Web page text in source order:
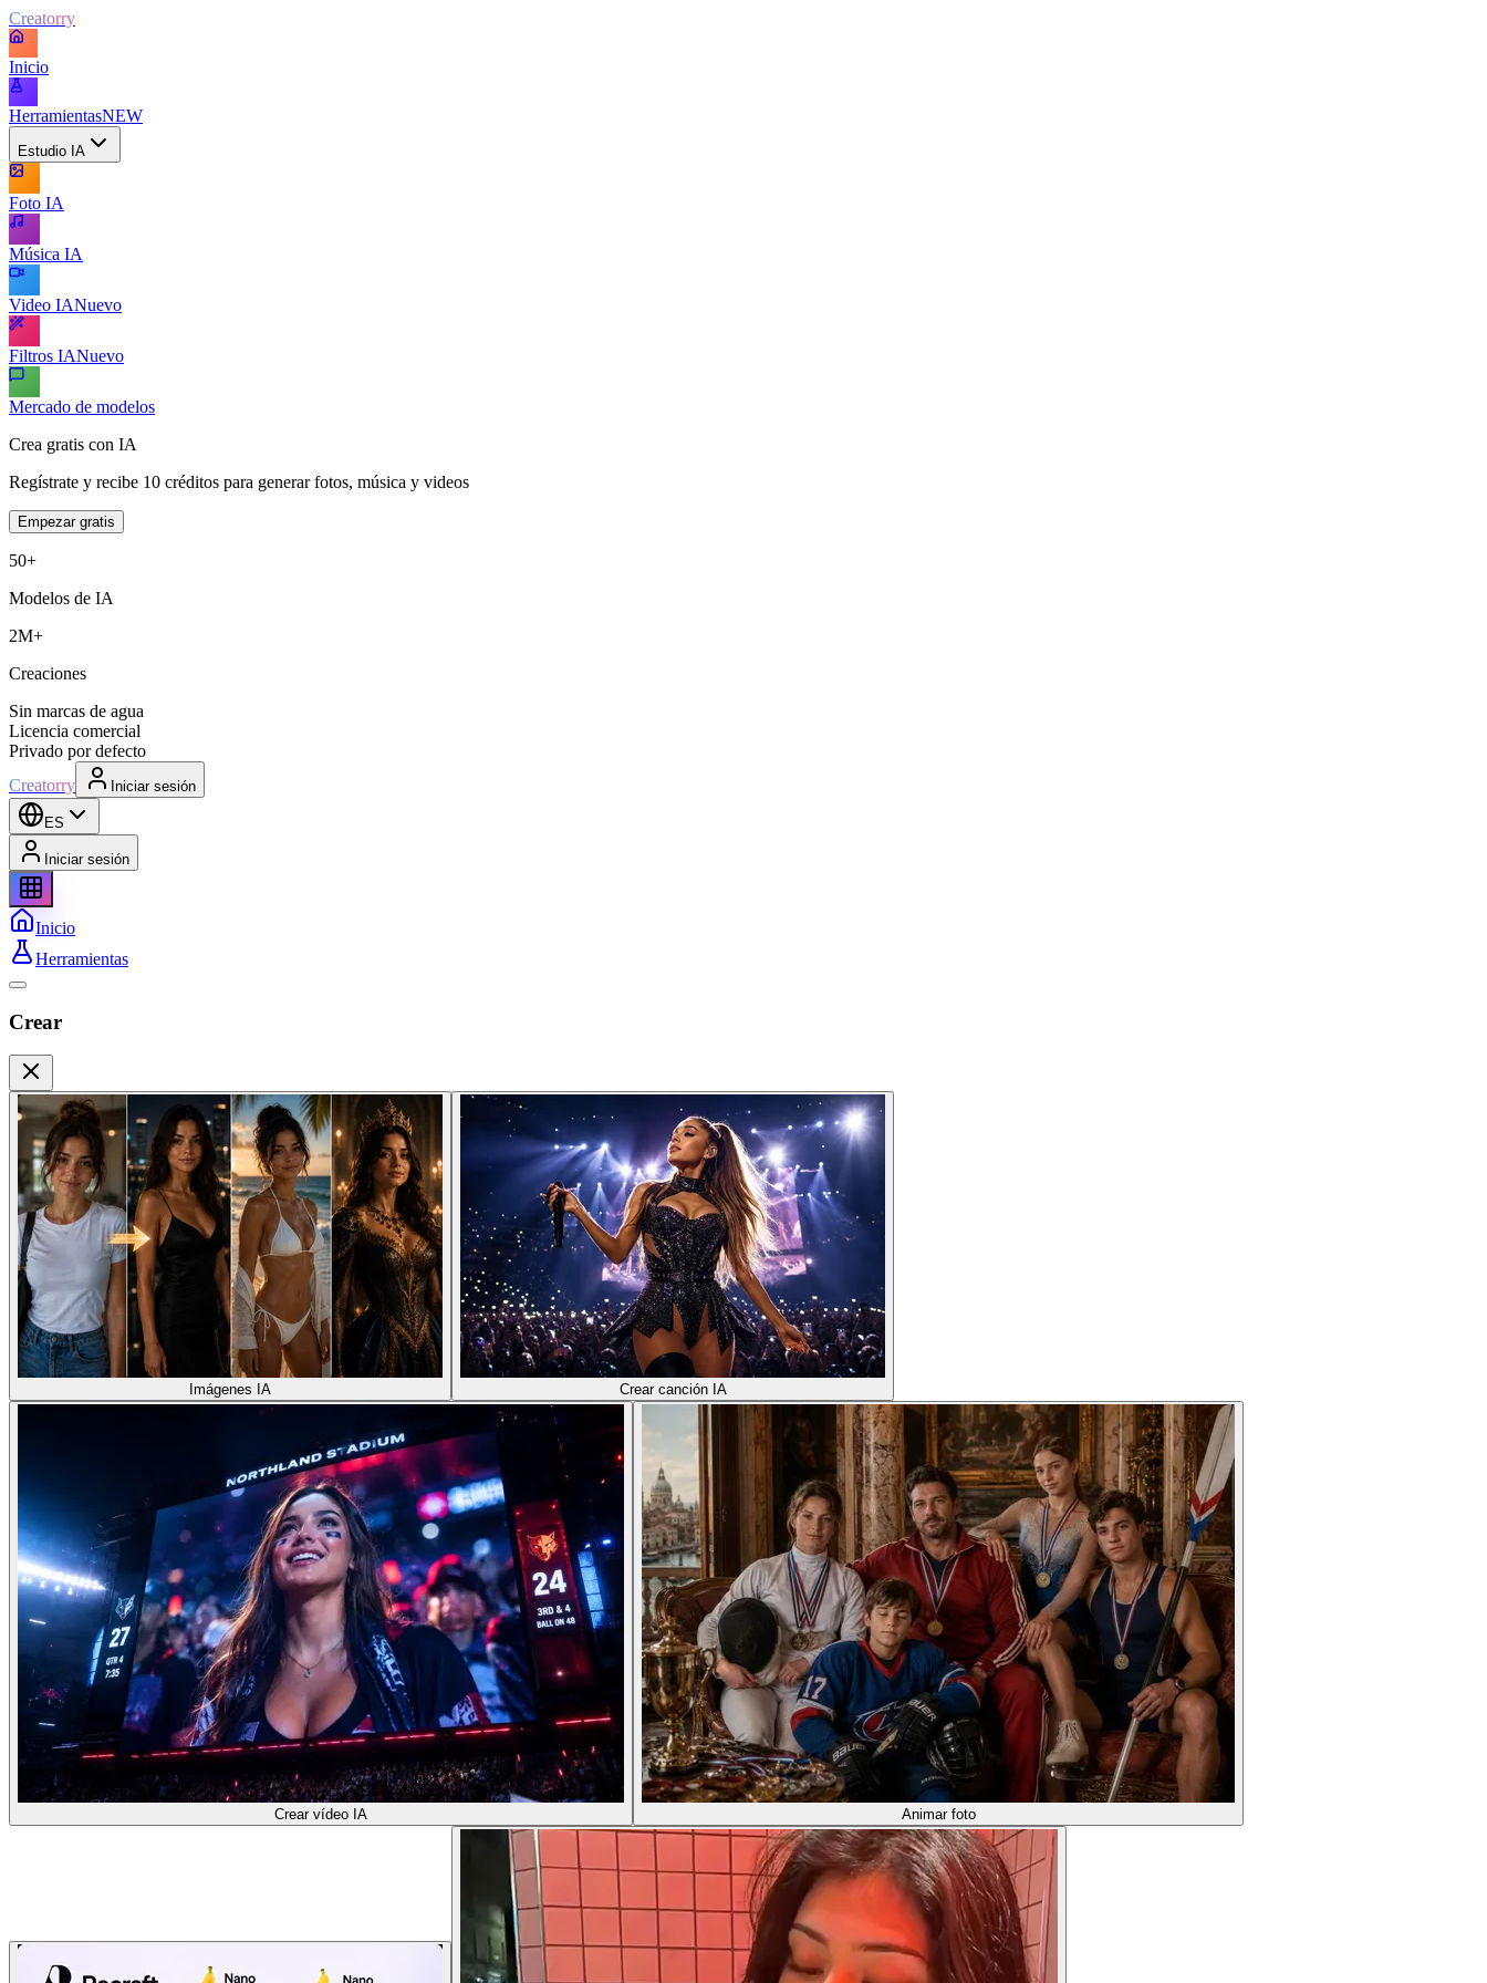
Creatorry
Inicio
HerramientasNEW
Estudio IA
Foto IA
Música IA
Video IANuevo
Filtros IANuevo
Mercado de modelos
Crea gratis con IA
Regístrate y recibe 10 créditos para generar fotos, música y videos
Empezar gratis
50+
Modelos de IA
2M+
Creaciones
Sin marcas de agua
Licencia comercial
Privado por defecto
Creatorry
Iniciar sesión
ES
Iniciar sesión
Inicio
Herramientas
Crear
Imágenes IA Crear canción IA
Crear vídeo IA Animar foto